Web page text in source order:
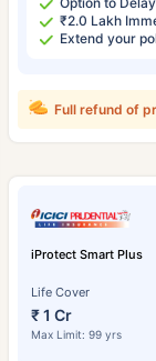
₹2.0 Lakh
Extend your
Full refund of
iProtect Smart Plus
Life Cover
₹ 1 Cr
Max Limit: 99 yrs